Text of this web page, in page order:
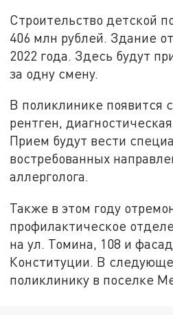
Строительство детской
406 млн рублей. Здание
2022 года. Здесь будут
за одну смену.
В поликлинике появится
рентген,
Прием будут вести
востребованных
аллерголога.
Также в этом году
профилактическое
на ул. Томина, 108 и
Конституции. В
поликлинику в поселке